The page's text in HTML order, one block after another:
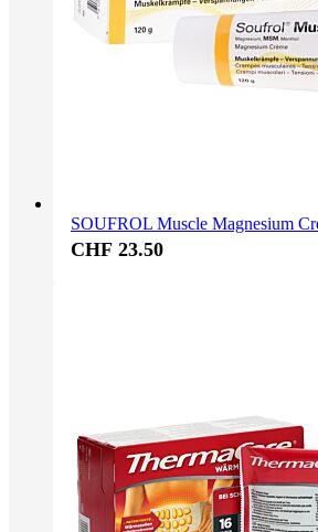
SOUFROL Muscle Magnesium
CHF 23.50